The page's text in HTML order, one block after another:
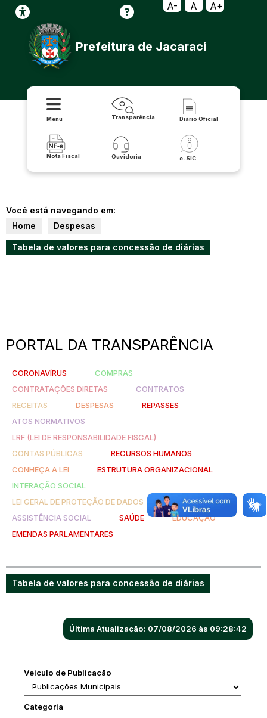
A- A A+
Prefeitura de Jacaraci
Menu Transparência Diário Oficial
Nota Fiscal Ouvidoria e-SIC
Você está navegando em:
Home
Despesas
Tabela de valores para concessão de diárias
PORTAL DA TRANSPARÊNCIA
CORONAVÍRUS
COMPRAS
CONTRATAÇÕES DIRETAS
CONTRATOS
RECEITAS
DESPESAS
REPASSES
ATOS NORMATIVOS
LRF (LEI DE RESPONSABILIDADE FISCAL)
CONTAS PÚBLICAS
RECURSOS HUMANOS
CONHEÇA A LEI
ESTRUTURA ORGANIZACIONAL
INTERAÇÃO SOCIAL
LEI GERAL DE PROTEÇÃO DE DADOS
ASSISTÊNCIA SOCIAL
SAÚDE
EDUCAÇÃO
EMENDAS PARLAMENTARES
Tabela de valores para concessão de diárias
Última Atualização: 07/08/2026 às 09:28:42
Veiculo de Publicação
Categoria